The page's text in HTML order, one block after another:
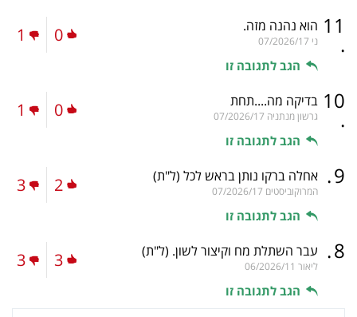
11
.
הוא נהנה מזה.
ני 07/2026/17
הגב לתגובה זו
0
1
10
.
בדיקה מה....תחת
גרשון מנתניה 07/2026/17
הגב לתגובה זו
0
1
9
. אחלה ברקו נותן בראש לכל (ל"ת)
המרוקוביסטים 07/2026/17
הגב לתגובה זו
2
3
8
. עבר השתלת מח וקיצור לשון. (ל"ת)
ליאור 06/2026/11
הגב לתגובה זו
3
3